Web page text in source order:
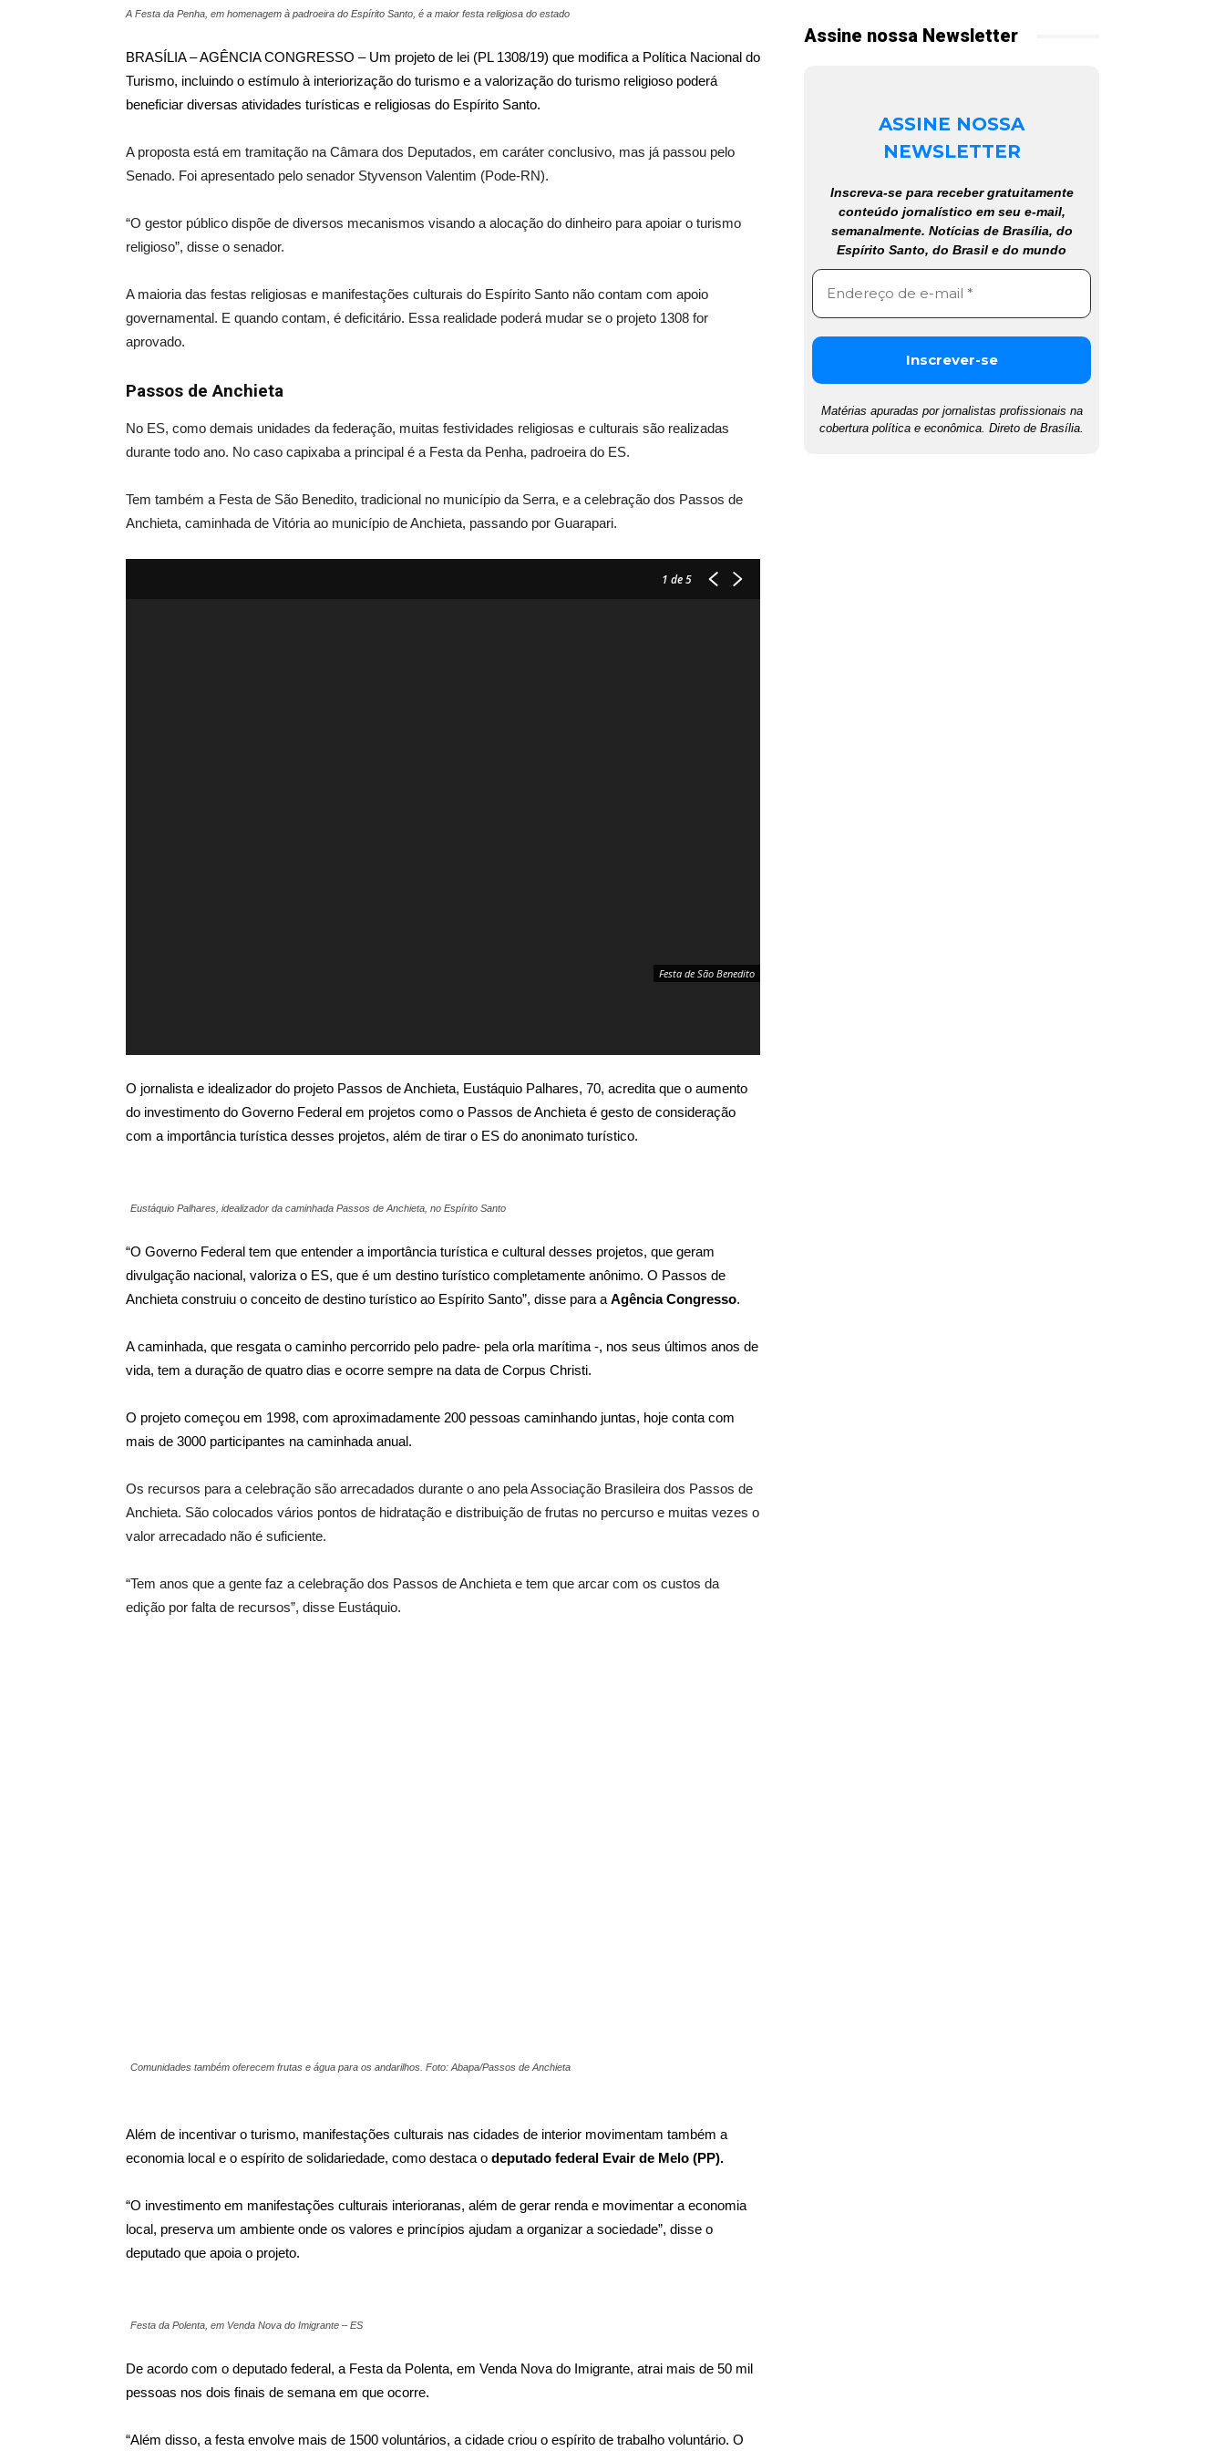
A Festa da Penha, em homenagem à padroeira do Espírito Santo, é a maior festa religiosa do estado
BRASÍLIA – AGÊNCIA CONGRESSO – Um projeto de lei (PL 1308/19) que modifica a Política Nacional do
Turismo, incluindo o estímulo à interiorização do turismo e a valorização do turismo religioso poderá
beneficiar diversas atividades turísticas e religiosas do Espírito Santo.
A proposta está em tramitação na Câmara dos Deputados, em caráter conclusivo, mas já passou pelo
Senado. Foi apresentado pelo senador Styvenson Valentim (Pode-RN).
“O gestor público dispõe de diversos mecanismos visando a alocação do dinheiro para apoiar o turismo
religioso”, disse o senador.
A maioria das festas religiosas e manifestações culturais do Espírito Santo não contam com apoio
governamental. E quando contam, é deficitário. Essa realidade poderá mudar se o projeto 1308 for
aprovado.
Passos de Anchieta
No ES, como demais unidades da federação, muitas festividades religiosas e culturais são realizadas
durante todo ano. No caso capixaba a principal é a Festa da Penha, padroeira do ES.
Tem também a Festa de São Benedito, tradicional no município da Serra, e a celebração dos Passos de
Anchieta, caminhada de Vitória ao município de Anchieta, passando por Guarapari.
1 de 5
Festa de São Benedito
O jornalista e idealizador do projeto Passos de Anchieta, Eustáquio Palhares, 70, acredita que o aumento
do investimento do Governo Federal em projetos como o Passos de Anchieta é gesto de consideração
com a importância turística desses projetos, além de tirar o ES do anonimato turístico.
Eustáquio Palhares, idealizador da caminhada Passos de Anchieta, no Espírito Santo
“O Governo Federal tem que entender a importância turística e cultural desses projetos, que geram
divulgação nacional, valoriza o ES, que é um destino turístico completamente anônimo. O Passos de
Anchieta construiu o conceito de destino turístico ao Espírito Santo”, disse para a Agência Congresso.
A caminhada, que resgata o caminho percorrido pelo padre- pela orla marítima -, nos seus últimos anos de
vida, tem a duração de quatro dias e ocorre sempre na data de Corpus Christi.
O projeto começou em 1998, com aproximadamente 200 pessoas caminhando juntas, hoje conta com
mais de 3000 participantes na caminhada anual.
Os recursos para a celebração são arrecadados durante o ano pela Associação Brasileira dos Passos de
Anchieta. São colocados vários pontos de hidratação e distribuição de frutas no percurso e muitas vezes o
valor arrecadado não é suficiente.
“Tem anos que a gente faz a celebração dos Passos de Anchieta e tem que arcar com os custos da
edição por falta de recursos”, disse Eustáquio.
Comunidades também oferecem frutas e água para os andarilhos. Foto: Abapa/Passos de Anchieta
Além de incentivar o turismo, manifestações culturais nas cidades de interior movimentam também a
economia local e o espírito de solidariedade, como destaca o deputado federal Evair de Melo (PP).
“O investimento em manifestações culturais interioranas, além de gerar renda e movimentar a economia
local, preserva um ambiente onde os valores e princípios ajudam a organizar a sociedade”, disse o
deputado que apoia o projeto.
Festa da Polenta, em Venda Nova do Imigrante – ES
De acordo com o deputado federal, a Festa da Polenta, em Venda Nova do Imigrante, atrai mais de 50 mil
pessoas nos dois finais de semana em que ocorre.
“Além disso, a festa envolve mais de 1500 voluntários, a cidade criou o espírito de trabalho voluntário. O
Assine nossa Newsletter
ASSINE NOSSA
NEWSLETTER
Inscreva-se para receber gratuitamente
conteúdo jornalístico em seu e-mail,
semanalmente. Notícias de Brasília, do
Espírito Santo, do Brasil e do mundo
Matérias apuradas por jornalistas profissionais na
cobertura política e econômica. Direto de Brasília.